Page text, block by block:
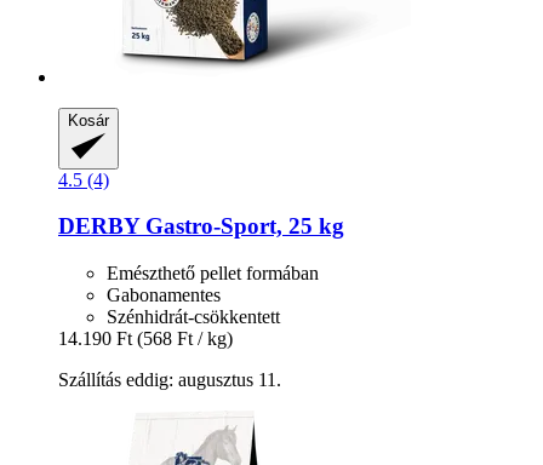
Kosár
4.5 (4)
DERBYGastro-​Sport, 25 kg
Emészthető pellet formában
Gabonamentes
Szénhidrát-csökkentett
14.190 Ft (568 Ft / kg)
Szállítás eddig: augusztus 11.